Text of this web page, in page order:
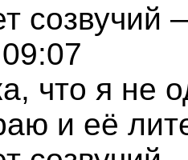
созвучий
что я не
и её